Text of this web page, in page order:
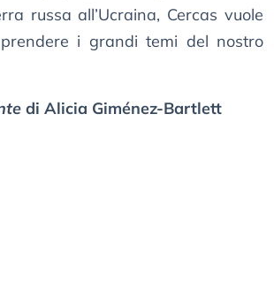
russa all’Ucraina, Cercas vuole
i grandi temi del nostro
di Alicia Giménez-Bartlett